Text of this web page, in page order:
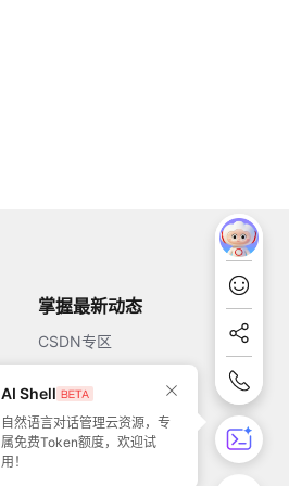
掌握最新动态
CSDN专区
51CTO
AI Shell
自然语言对话管理云资源，专
属免费Token额度，欢迎试
用！